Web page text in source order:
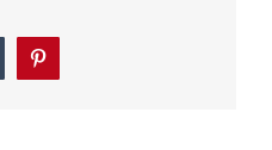
Tumblr